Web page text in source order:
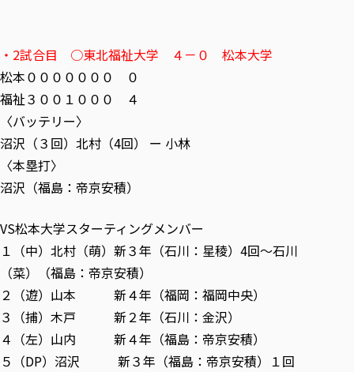
・2試合目 ○東北福祉大学 ４－０ 松本大学
松本０００００００ ０
福祉３００１０００ ４
〈バッテリー〉
沼沢（３回）北村（4回） ー 小林
〈本塁打〉
沼沢（福島：帝京安積）
VS松本大学スターティングメンバー
１（中）北村（萌）新３年（石川：星稜）4回～石川
（菜）（福島：帝京安積）
２（遊）山本 新４年（福岡：福岡中央）
３（捕）木戸 新２年（石川：金沢）
４（左）山内 新４年（福島：帝京安積）
５（DP）沼沢 新３年（福島：帝京安積）１回